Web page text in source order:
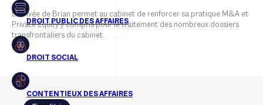
L'arrivée de ​Brian permet au cabinet de renforcer sa pratique M&A et
Private Equity y compris pour le traitement des nombreux dossiers
transfrontaliers du cabinet.